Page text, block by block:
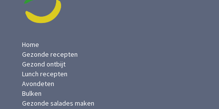
Home
Gezonde recepten
Gezond ontbijt
Lunch recepten
Avondeten
Bulken
Gezonde salades maken